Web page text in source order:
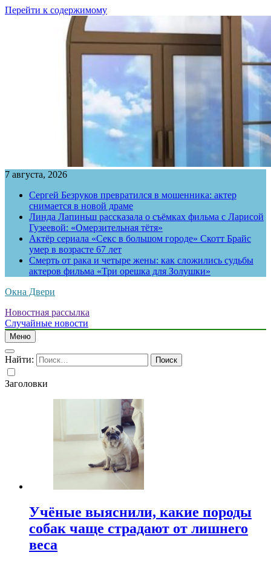
Перейти к содержимому
7 августа, 2026
Сергей Безруков превратился в мошенника: актер
снимается в новой драме
Линда Лапиньш рассказала о съёмках фильма с Ларисой
Гузеевой: «Омерзительная тётя»
Актёр сериала «Секс в большом городе» Скотт Брайс
умер в возрасте 67 лет
Смерть от рака и четыре жены: как сложились судьбы
актеров фильма «Три орешка для Золушки»
Окна Двери
Новостная рассылка
Случайные новости
Меню
Найти:
Заголовки
Учёные выяснили, какие породы
собак чаще страдают от лишнего
веса